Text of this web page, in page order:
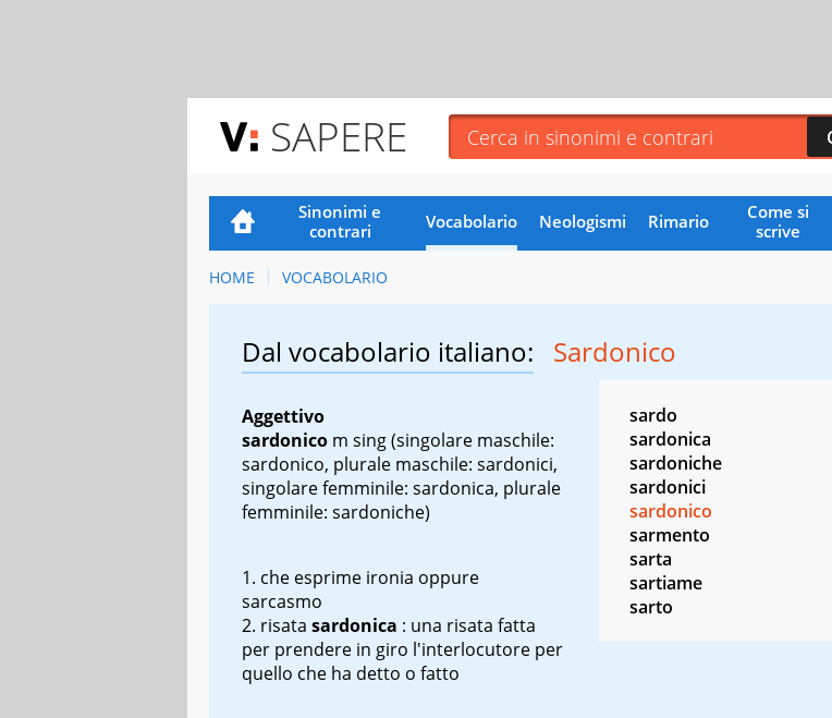
SAPERE
Sinonimi e
contrari
Vocabolario Neologismi Rimario
Come si
scrive
HOME VOCABOLARIO
Dal vocabolario italiano: Sardonico
Aggettivo
sardonico m sing(singolare maschile:
sardonico, plurale maschile: sardonici,
singolare femminile: sardonica, plurale
femminile: sardoniche)
che esprime ironia oppure
sarcasmo
risata sardonica : una risata fatta
per prendere in giro l'interlocutore per
quello che ha detto o fatto
sardo
sardonica
sardoniche
sardonici
sardonico
sarmento
sarta
sartiame
sarto